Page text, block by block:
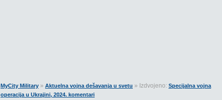
MyCity Military » Aktuelna vojna dešavanja u svetu » Izdvojeno: Specijalna vojna
operacija u Ukrajini, 2024. komentari